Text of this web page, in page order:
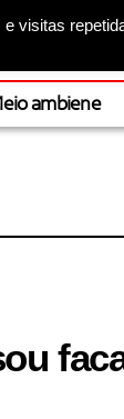
visitas
ambiene